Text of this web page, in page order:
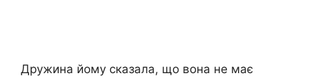
Дружина йому сказала, що вона не має